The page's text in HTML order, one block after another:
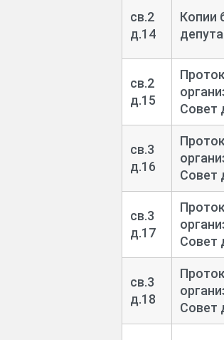
св.2
д.14
Копии
св.2
д.15
Совет
св.3
д.16
Совет
св.3
д.17
Совет
св.3
д.18
Совет